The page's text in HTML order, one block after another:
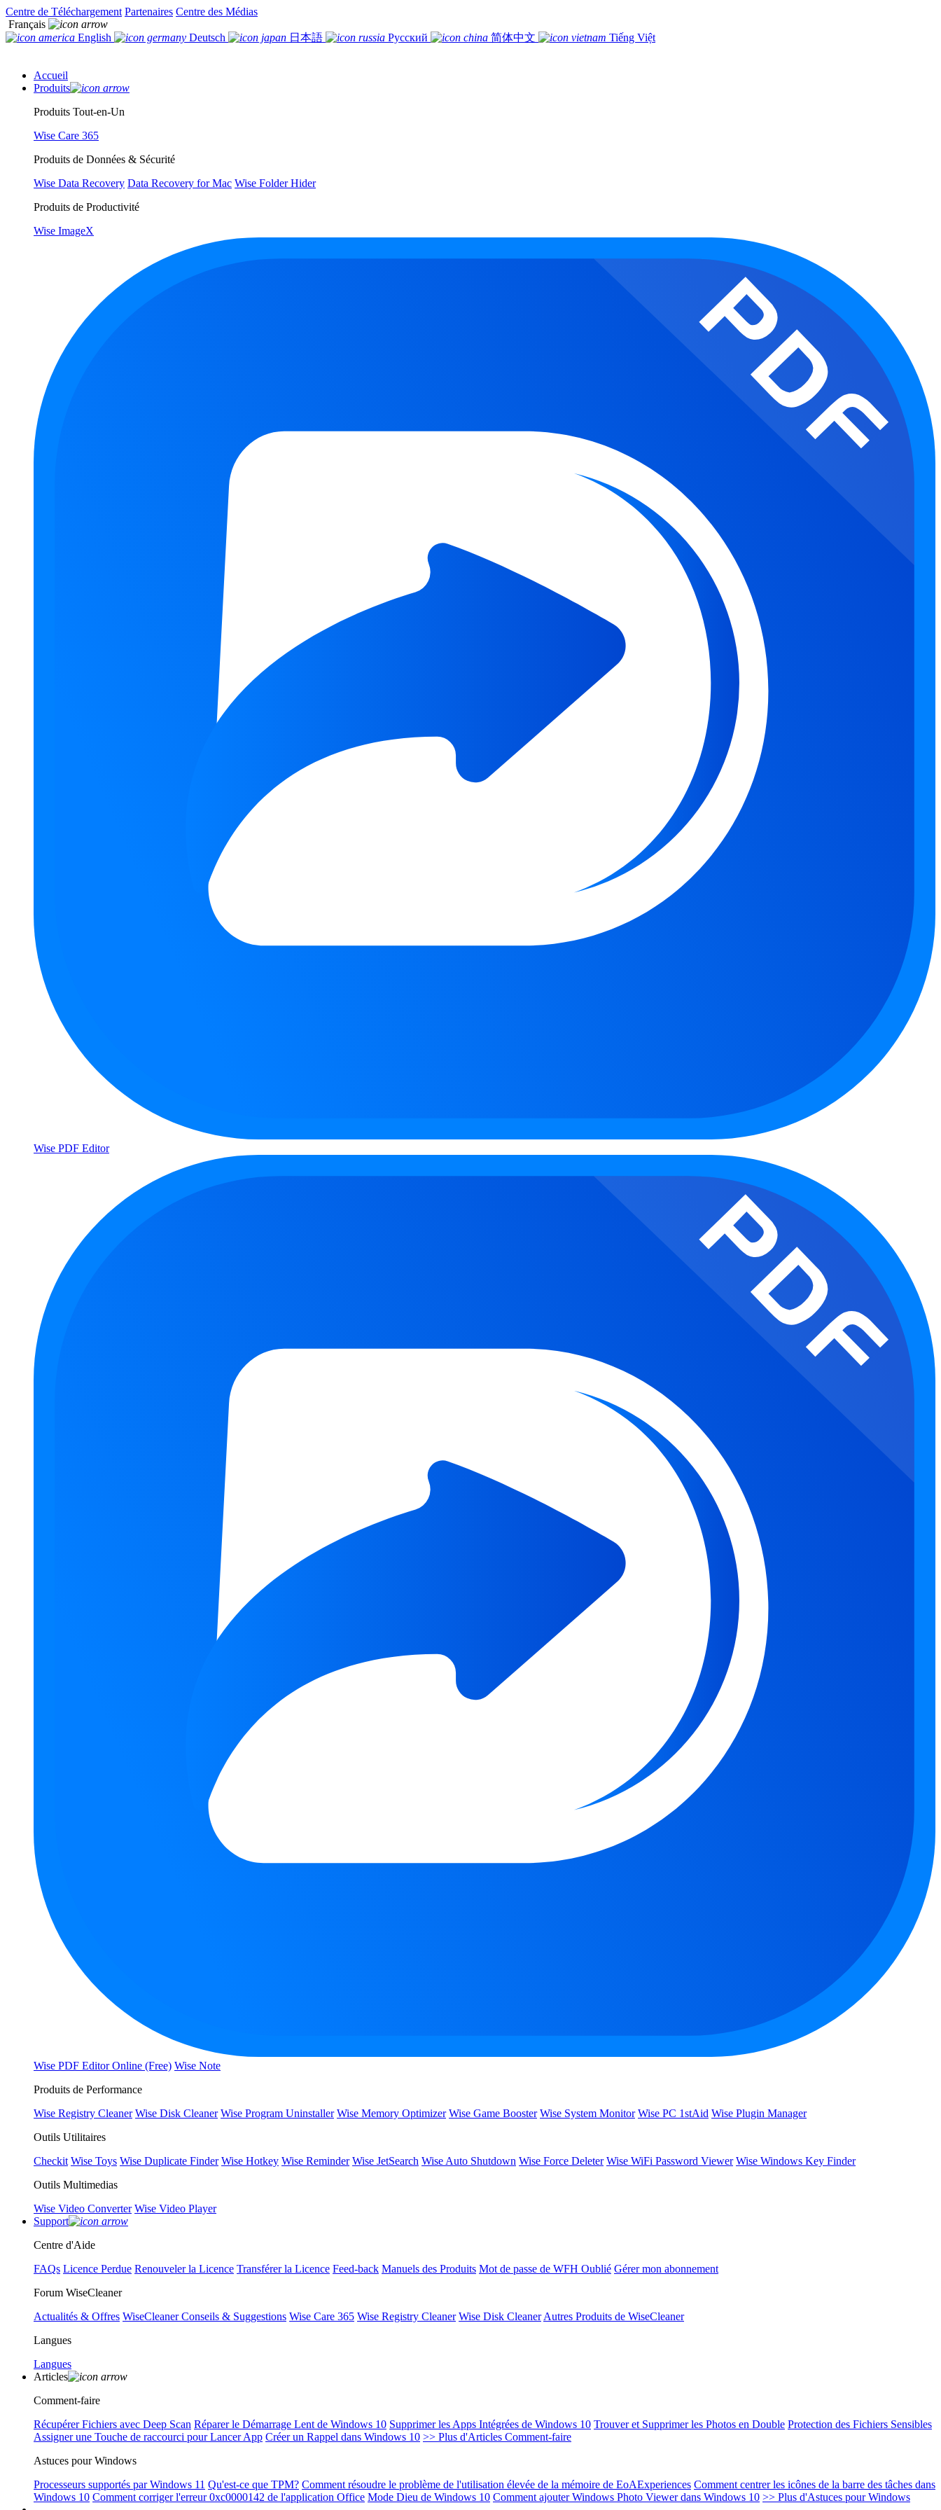
Centre de Téléchargement Partenaires Centre des Médias
Français
English
Deutsch 日本語 Русский 简体中文 Tiếng Việt
Accueil
Produits
Produits Tout-en-Un
Wise Care 365
Produits de Données & Sécurité
Wise Data Recovery Data Recovery for Mac Wise Folder Hider
Produits de Productivité
Wise ImageX
Wise PDF Editor
Wise PDF Editor Online (Free) Wise Note
Produits de Performance
Wise Registry Cleaner Wise Disk Cleaner Wise Program Uninstaller Wise Memory Optimizer Wise Game Booster Wise System Monitor Wise PC 1stAid Wise Plugin Manager
Outils Utilitaires
Checkit Wise Toys Wise Duplicate Finder Wise Hotkey Wise Reminder Wise JetSearch Wise Auto Shutdown Wise Force Deleter Wise WiFi Password Viewer Wise Windows Key Finder
Outils Multimedias
Wise Video Converter Wise Video Player
Support
Centre d'Aide
FAQs Licence Perdue Renouveler la Licence Transférer la Licence Feed-back Manuels des Produits Mot de passe de WFH Oublié Gérer mon abonnement
Forum WiseCleaner
Actualités & Offres WiseCleaner Conseils & Suggestions Wise Care 365 Wise Registry Cleaner Wise Disk Cleaner Autres Produits de WiseCleaner
Langues
Langues
Articles
Comment-faire
Récupérer Fichiers avec Deep Scan Réparer le Démarrage Lent de Windows 10 Supprimer les Apps Intégrées de Windows 10 Trouver et Supprimer les Photos en Double Protection des Fichiers Sensibles
Assigner une Touche de raccourci pour Lancer App Créer un Rappel dans Windows 10 >> Plus d'Articles Comment-faire
Astuces pour Windows
Processeurs supportés par Windows 11 Qu'est-ce que TPM? Comment résoudre le problème de l'utilisation élevée de la mémoire de EoAExperiences Comment centrer les icônes de la barre des tâches dans
Windows 10 Comment corriger l'erreur 0xc0000142 de l'application Office Mode Dieu de Windows 10 Comment ajouter Windows Photo Viewer dans Windows 10 >> Plus d'Astuces pour Windows